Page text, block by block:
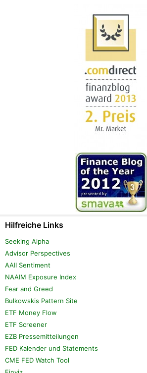
Hilfreiche Links
Seeking Alpha
Advisor Perspectives
AAII Sentiment
NAAIM Exposure Index
Fear and Greed
Bulkowskis Pattern Site
ETF Money Flow
ETF Screener
EZB Pressemitteilungen
FED Kalender und Statements
CME FED Watch Tool